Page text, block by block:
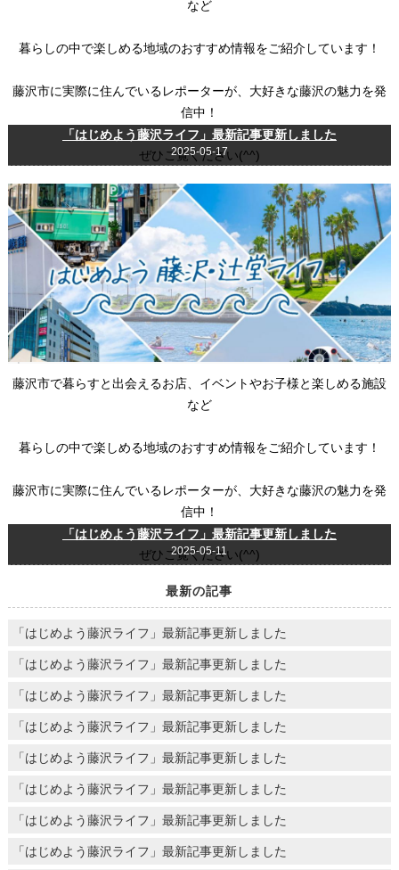
「はじめよう藤沢ライフ」最新記事更新しました
2025-05-17
など
暮らしの中で楽しめる地域のおすすめ情報をご紹介しています！
藤沢市に実際に住んでいるレポーターが、大好きな藤沢の魅力を発
信中！
ぜひご覧ください(^^)
「はじめよう藤沢ライフ」最新記事更新しました
2025-05-11
藤沢市で暮らすと出会えるお店、イベントやお子様と楽しめる施設
など
暮らしの中で楽しめる地域のおすすめ情報をご紹介しています！
藤沢市に実際に住んでいるレポーターが、大好きな藤沢の魅力を発
信中！
ぜひご覧ください(^^)
最新の記事
「はじめよう藤沢ライフ」最新記事更新しました
「はじめよう藤沢ライフ」最新記事更新しました
「はじめよう藤沢ライフ」最新記事更新しました
「はじめよう藤沢ライフ」最新記事更新しました
「はじめよう藤沢ライフ」最新記事更新しました
「はじめよう藤沢ライフ」最新記事更新しました
「はじめよう藤沢ライフ」最新記事更新しました
「はじめよう藤沢ライフ」最新記事更新しました